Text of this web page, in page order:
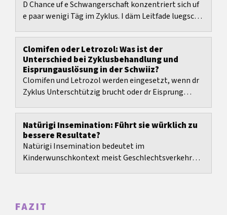
D Chance uf e Schwangerschaft konzentriert sich uf
e paar wenigi Täg im Zyklus. I däm Leitfade luegsch
Clomifen oder Letrozol: Was ist der
Unterschied bei Zyklusbehandlung und
Eisprungauslösung in der Schwiiz?
Clomifen und Letrozol werden eingesetzt, wenn dr
Zyklus Unterschtützig brucht oder dr Eisprung
Natürigi Insemination: Führt sie würklich zu
bessere Resultate?
Natürigi Insemination bedeutet im
Kinderwunschkontext meist Geschlechtsverkehr
FAZIT